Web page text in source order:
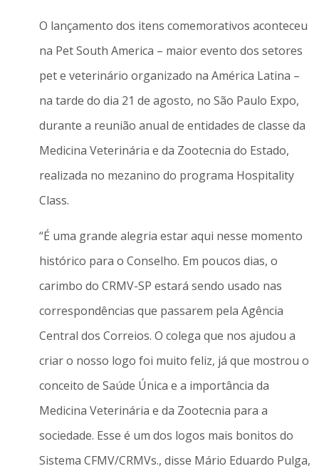
O lançamento dos itens comemorativos aconteceu
na Pet South America – maior evento dos setores
pet e veterinário organizado na América Latina –
na tarde do dia 21 de agosto, no São Paulo Expo,
durante a reunião anual de entidades de classe da
Medicina Veterinária e da Zootecnia do Estado,
realizada no mezanino do programa Hospitality
Class.
“É uma grande alegria estar aqui nesse momento
histórico para o Conselho. Em poucos dias, o
carimbo do CRMV-SP estará sendo usado nas
correspondências que passarem pela Agência
Central dos Correios. O colega que nos ajudou a
criar o nosso logo foi muito feliz, já que mostrou o
conceito de Saúde Única e a importância da
Medicina Veterinária e da Zootecnia para a
sociedade. Esse é um dos logos mais bonitos do
Sistema CFMV/CRMVs., disse Mário Eduardo Pulga,